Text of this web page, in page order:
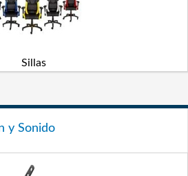
Sillas
y Sonido